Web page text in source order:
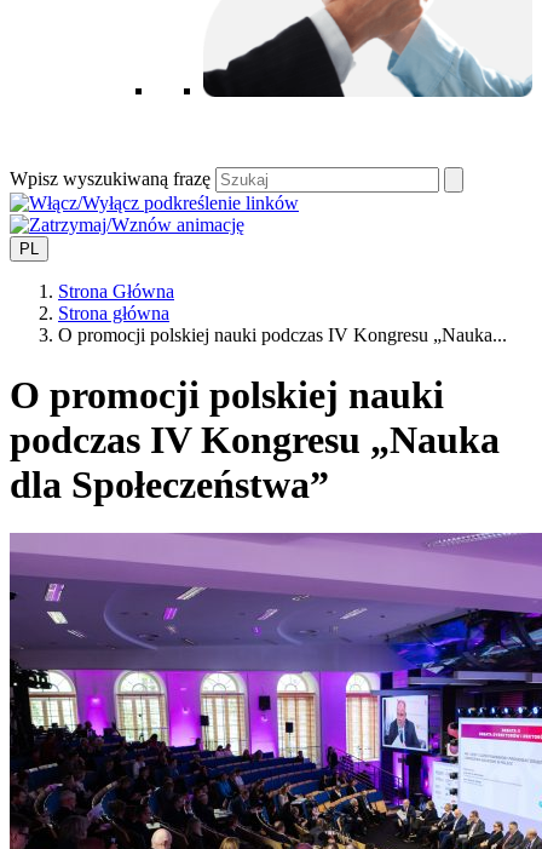
Wpisz wyszukiwaną frazę
PL
Strona Główna
Strona główna
O promocji polskiej nauki podczas IV Kongresu „Nauka...
O promocji polskiej nauki
podczas IV Kongresu „Nauka
dla Społeczeństwa”